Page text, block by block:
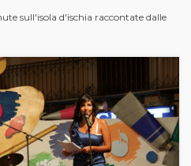
sull'isola d'ischia raccontate dalle